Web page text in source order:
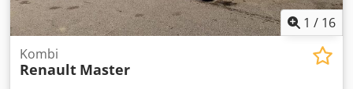
1 / 16
Kombi
Renault Master